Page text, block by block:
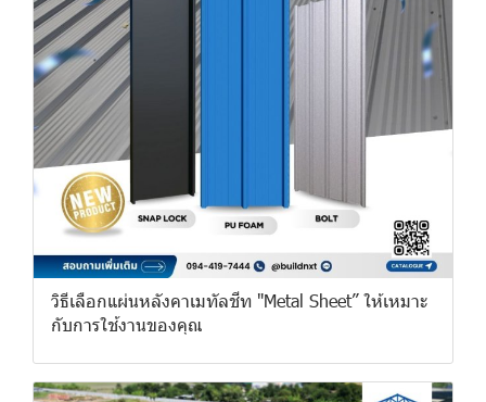
วิธีเลือกแผ่นหลังคาเมทัลชีท "Metal Sheet” ให้เหมาะ
กับการใช้งานของคุณ